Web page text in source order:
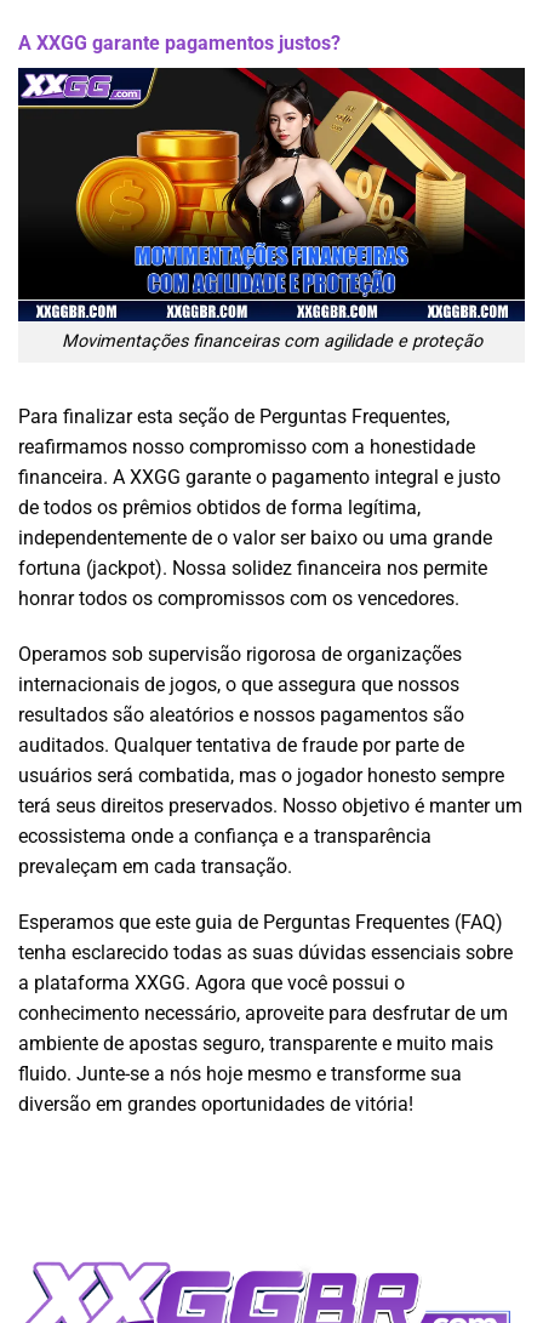
A XXGG garante pagamentos justos?
Movimentações financeiras com agilidade e proteção
Para finalizar esta seção de Perguntas Frequentes,
reafirmamos nosso compromisso com a honestidade
financeira. A XXGG garante o pagamento integral e justo
de todos os prêmios obtidos de forma legítima,
independentemente de o valor ser baixo ou uma grande
fortuna (jackpot). Nossa solidez financeira nos permite
honrar todos os compromissos com os vencedores.
Operamos sob supervisão rigorosa de organizações
internacionais de jogos, o que assegura que nossos
resultados são aleatórios e nossos pagamentos são
auditados. Qualquer tentativa de fraude por parte de
usuários será combatida, mas o jogador honesto sempre
terá seus direitos preservados. Nosso objetivo é manter um
ecossistema onde a confiança e a transparência
prevaleçam em cada transação.
Esperamos que este guia de Perguntas Frequentes (FAQ)
tenha esclarecido todas as suas dúvidas essenciais sobre
a plataforma XXGG. Agora que você possui o
conhecimento necessário, aproveite para desfrutar de um
ambiente de apostas seguro, transparente e muito mais
fluido. Junte-se a nós hoje mesmo e transforme sua
diversão em grandes oportunidades de vitória!